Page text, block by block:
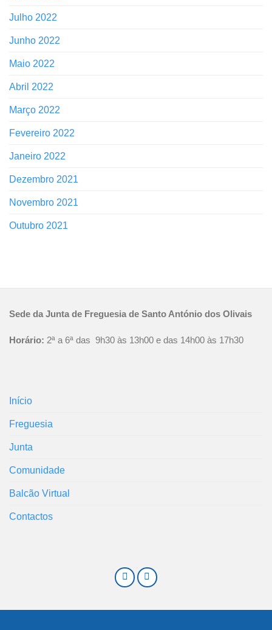
Julho 2022
Junho 2022
Maio 2022
Abril 2022
Março 2022
Fevereiro 2022
Janeiro 2022
Dezembro 2021
Novembro 2021
Outubro 2021
Sede da Junta de Freguesia de Santo António dos Olivais
Horário: 2ª a 6ª das 9h30 às 13h00 e das 14h00 às 17h30
Início
Freguesia
Junta
Comunidade
Balcão Virtual
Contactos